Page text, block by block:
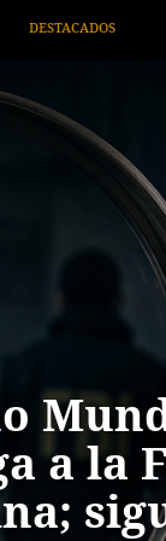
INTERNACIONAL
a la